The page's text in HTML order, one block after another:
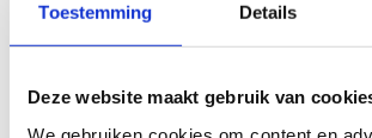
Toestemming Details
Deze website maakt gebruik van
deze zomer.